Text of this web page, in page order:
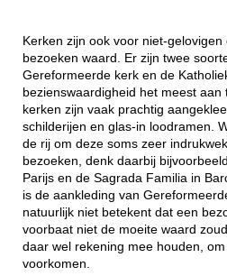
Kerken zijn ook voor niet-
bezoeken waard. Er zijn twee
Gereformeerde kerk en de
bezienswaardigheid het meest aan
kerken zijn vaak prachtig
schilderijen en glas-in loodramen.
de rij om deze soms zeer
bezoeken, denk daarbij
Parijs en de Sagrada Familia in
is de aankleding van
natuurlijk niet betekent dat een
voorbaat niet de moeite waard
daar wel rekening mee houden,
voorkomen.